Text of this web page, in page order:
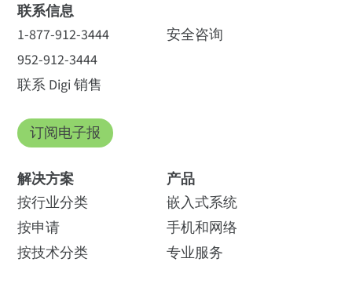
联系信息
1-877-912-3444
952-912-3444
联系 Digi 销售
安全咨询
订阅电子报
解决方案
按行业分类
按申请
按技术分类
产品
嵌入式系统
手机和网络
专业服务